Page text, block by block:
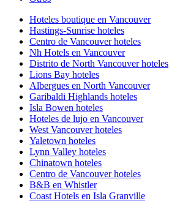
Hoteles boutique en Vancouver
Hastings-Sunrise hoteles
Centro de Vancouver hoteles
Nh Hotels en Vancouver
Distrito de North Vancouver hoteles
Lions Bay hoteles
Albergues en North Vancouver
Garibaldi Highlands hoteles
Isla Bowen hoteles
Hoteles de lujo en Vancouver
West Vancouver hoteles
Yaletown hoteles
Lynn Valley hoteles
Chinatown hoteles
Centro de Vancouver hoteles
B&B en Whistler
Coast Hotels en Isla Granville